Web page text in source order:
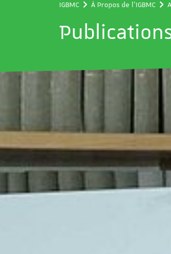
IGBMC À Propos de l'IGBMC